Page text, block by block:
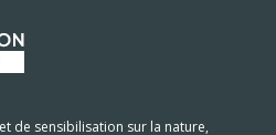
de sensibilisation sur la nature,